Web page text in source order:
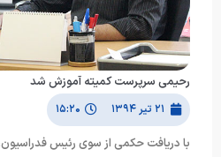
رحیمی سرپرست کمیته آموزش شد
۲۱ تیر ۱۳۹۴ ۱۵:۲۰
با دریافت حکمی از سوی رئیس